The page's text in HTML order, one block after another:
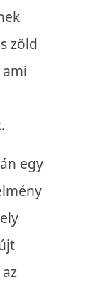
zöld
egy